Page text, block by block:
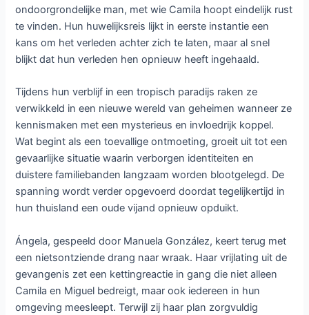
ondoorgrondelijke man, met wie Camila hoopt eindelijk rust
te vinden. Hun huwelijksreis lijkt in eerste instantie een
kans om het verleden achter zich te laten, maar al snel
blijkt dat hun verleden hen opnieuw heeft ingehaald.
Tijdens hun verblijf in een tropisch paradijs raken ze
verwikkeld in een nieuwe wereld van geheimen wanneer ze
kennismaken met een mysterieus en invloedrijk koppel.
Wat begint als een toevallige ontmoeting, groeit uit tot een
gevaarlijke situatie waarin verborgen identiteiten en
duistere familiebanden langzaam worden blootgelegd. De
spanning wordt verder opgevoerd doordat tegelijkertijd in
hun thuisland een oude vijand opnieuw opduikt.
Ángela, gespeeld door Manuela González, keert terug met
een nietsontziende drang naar wraak. Haar vrijlating uit de
gevangenis zet een kettingreactie in gang die niet alleen
Camila en Miguel bedreigt, maar ook iedereen in hun
omgeving meesleept. Terwijl zij haar plan zorgvuldig